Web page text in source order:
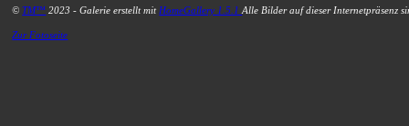
©TM™ 2023 - Galerie erstellt mit HomeGallery 1.5.1Alle Bilder auf dieser Internetpräsenz
Zur Fotoseite